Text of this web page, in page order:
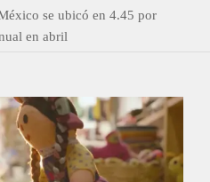
se ubicó en 4.45 por
en abril